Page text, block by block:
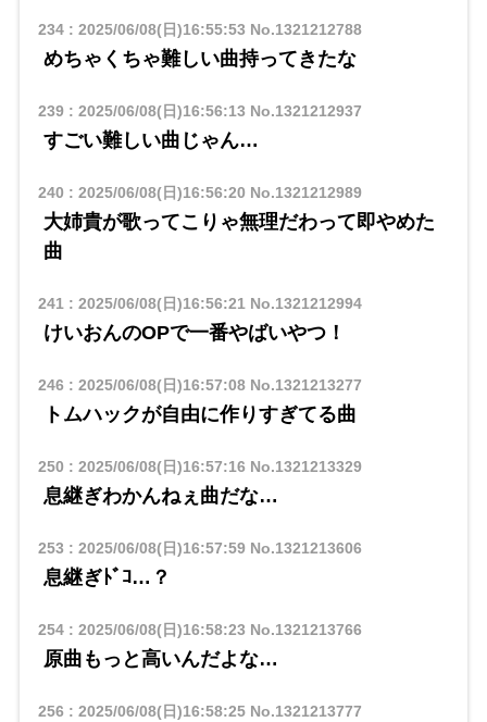
234: 2025/06/08(日)16:55:53 No.1321212788
めちゃくちゃ難しい曲持ってきたな
239: 2025/06/08(日)16:56:13 No.1321212937
すごい難しい曲じゃん…
240 : 2025/06/08(日)16:56:20 No.1321212989
大姉貴が歌ってこりゃ無理だわって即やめた
曲
241: 2025/06/08(日)16:56:21No.1321212994
けいおんのOPで一番やばいやつ！
246 : 2025/06/08(日)16:57:08No.1321213277
トムハックが自由に作りすぎてる曲
250 : 2025/06/08(日)16:57:16 No.1321213329
息継ぎわかんねぇ曲だな…
253 : 2025/06/08(日)16:57:59No.1321213606
息継ぎﾄﾞｺ…？
254: 2025/06/08(日)16:58:23 No.1321213766
原曲もっと高いんだよな…
256 : 2025/06/08(日)16:58:25No.1321213777